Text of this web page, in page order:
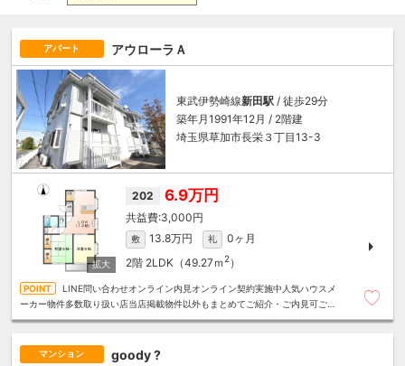
アパート アウローラＡ
東武伊勢崎線新田駅 / 徒歩29分
築年月1991年12月 / 2階建
埼玉県草加市長栄３丁目13-3
202 6.9万円
3,000円
敷 13.8万円 礼
0ヶ月
2階 2LDK（49.27ｍ 2）
LINE問い合わせオンライン内見オンライン契約実施中人気ハウスメ
ーカー物件多数取り扱い店当店掲載物件以外もまとめてご紹介・ご内見可ご予
マンション goody ?